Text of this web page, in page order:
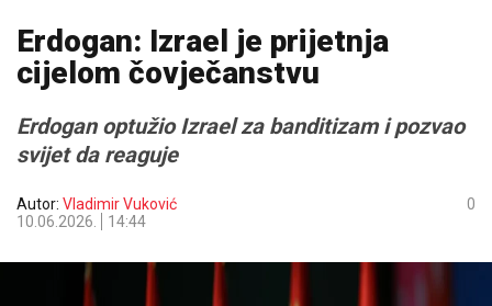
Erdogan: Izrael je prijetnja
cijelom čovječanstvu
Erdogan optužio Izrael za banditizam i pozvao
svijet da reaguje
Autor: Vladimir Vuković
10.06.2026.
14:44
0